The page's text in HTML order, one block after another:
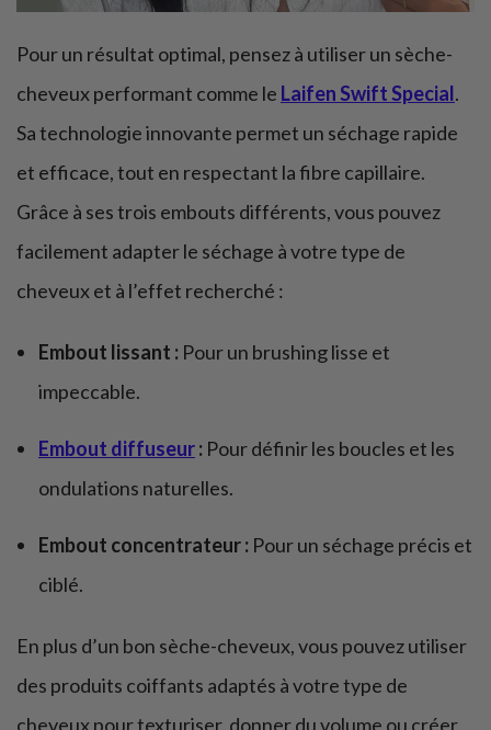
Pour un résultat optimal, pensez à utiliser un sèche-
cheveux performant comme le Laifen Swift Special.
Sa technologie innovante permet un séchage rapide
et efficace, tout en respectant la fibre capillaire.
Grâce à ses trois embouts différents, vous pouvez
facilement adapter le séchage à votre type de
cheveux et à l’effet recherché :
Embout lissant : Pour un brushing lisse et
impeccable.
Embout diffuseur: Pour définir les boucles et les
ondulations naturelles.
Embout concentrateur : Pour un séchage précis et
ciblé.
En plus d’un bon sèche-cheveux, vous pouvez utiliser
des produits coiffants adaptés à votre type de
cheveux pour texturiser, donner du volume ou créer